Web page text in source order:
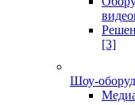
[3]
Шоу-